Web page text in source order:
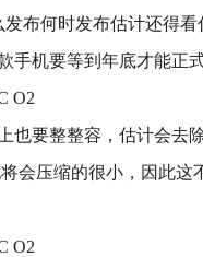
布何时发布估计还得
手机要等到年底才能正式
也要整整容，估计会去
会压缩的很小，因此这